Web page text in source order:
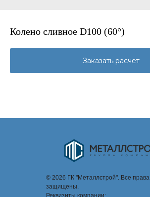
Колено сливное D100 (60°)
Заказать расчет
© 2026 ГК "Металлстрой". Все права
защищены.
Реквизиты компании: